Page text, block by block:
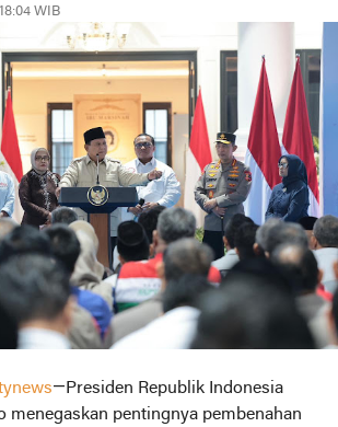
WIB
—Presiden Republik Indonesia
menegaskan pentingnya pembenahan